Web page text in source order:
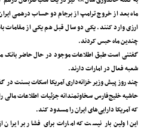
ماه بعد از خروج ترامپ از برجام دو حساب درهمی
ارزی وارد کنند. یکی دو سال قبل هم یکی از مقامات
چندین ماه حبس کردند.
گفتنی است طبق اطلاعات موجود در حال حاضر بانک
شعبه فعال در امارات دارند.
چند روز پیش وزیر خزانه‌داری آمریکا اسکات بسنت در
حاشیه خلیج‌فارس سخاوتمندانه جزئیات اطلاعات مالی را
که آمریکا دارایی‌های ایران را مسدود کند.
این اولین بار نیست که امارات برای فشار بر